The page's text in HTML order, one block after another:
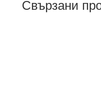
Свързани